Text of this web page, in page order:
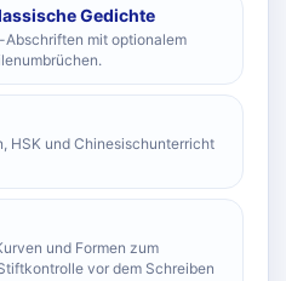
Gedichte
Abschriften mit optionalem
HSK und Chinesischunterricht
und Formen zum
vor dem Schreiben